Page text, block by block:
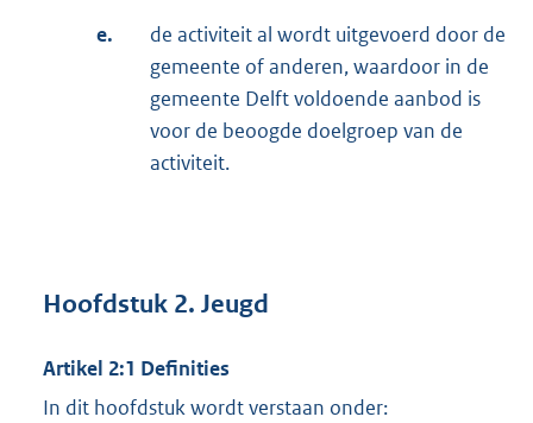
e.
de activiteit al wordt uitgevoerd door de
gemeente of anderen, waardoor in de
gemeente Delft voldoende aanbod is
voor de beoogde doelgroep van de
activiteit.
Hoofdstuk 2. Jeugd
Artikel 2:1 Definities
In dit hoofdstuk wordt verstaan onder: